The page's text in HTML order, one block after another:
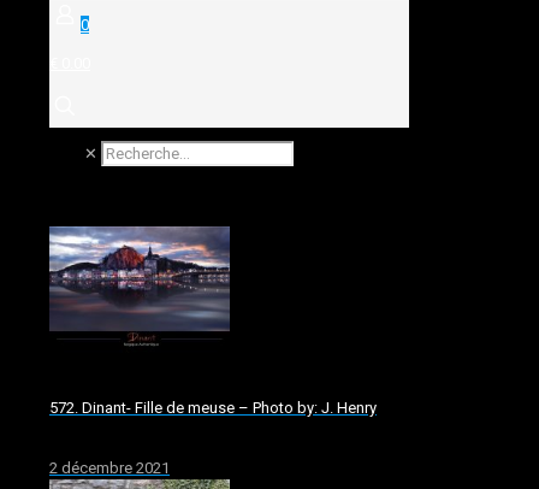
0
✕
572. Dinant- Fille de meuse – Photo by: J. Henry
2 décembre 2021